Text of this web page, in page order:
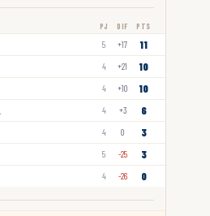
PJ DIF PTS
5 +17 11
4 +21 10
4 +10 10
4 +3 6
4 0 3
5 -25 3
4 -26 0